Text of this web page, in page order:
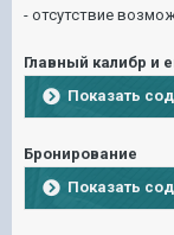
- отсутствие
Главный калибр и
Показать
Бронирование
Показать